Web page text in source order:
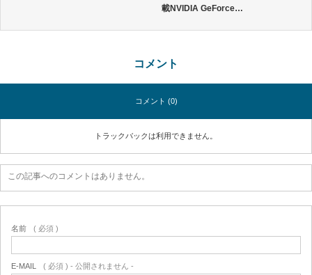
載NVIDIA GeForce…
コメント
コメント (0)
トラックバックは利用できません。
この記事へのコメントはありません。
名前 ( 必須 )
E-MAIL ( 必須 ) - 公開されません -